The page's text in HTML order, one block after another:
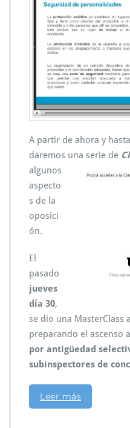
A partir de ahora y
daremos una serie de
algunos
aspecto
s de la
oposici
ón.
El
pasado
jueves
día 30,
se dio una MasterClass
preparando el ascenso a
por antigüedad
subinspectores de
Leer más